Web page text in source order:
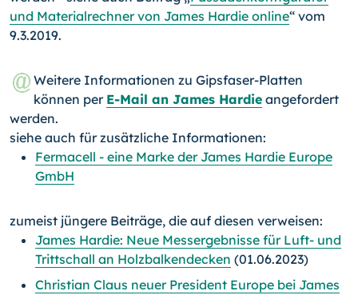
und Materialrechner von James Hardie online“ vom
9.3.2019.
Weitere Informationen zu Gipsfaser-Platten
können per E-Mail an James Hardie angefordert
werden.
siehe auch für zusätzliche Informationen:
Fermacell - eine Marke der James Hardie Europe
GmbH
zumeist jüngere Beiträge, die auf diesen verweisen:
James Hardie: Neue Messergebnisse für Luft- und
Trittschall an Holzbalkendecken (01.06.2023)
Christian Claus neuer President Europe bei James